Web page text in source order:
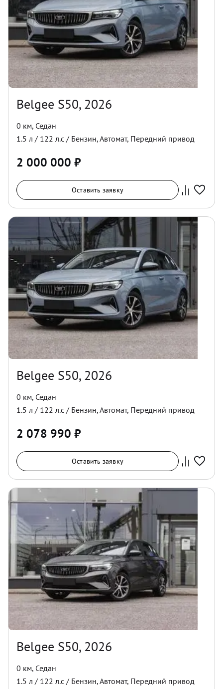
Belgee S50, 2026
0 км, Седан
1.5 л / 122 л.с / Бензин,Автомат, Передний привод
2 000 000 ₽
Оставить заявку
Belgee S50, 2026
0 км, Седан
1.5 л / 122 л.с / Бензин,Автомат, Передний привод
2 078 990 ₽
Оставить заявку
Belgee S50, 2026
0 км, Седан
1.5 л / 122 л.с / Бензин,Автомат, Передний привод